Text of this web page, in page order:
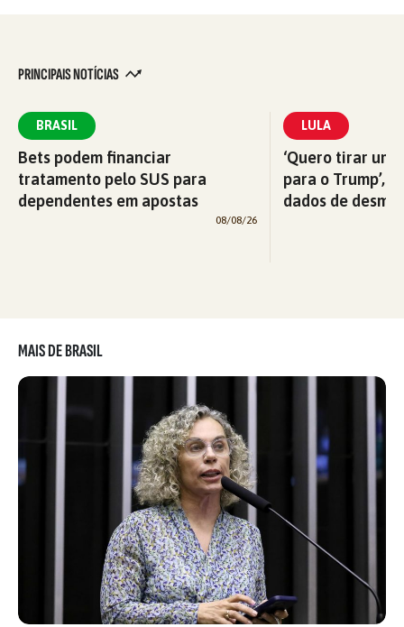
PRINCIPAIS NOTÍCIAS
BRASIL
Bets podem financiar
tratamento pelo SUS para
dependentes em apostas
08/08/26
LULA
‘Quero tirar
para o Trump’,
dados de
MAIS DE BRASIL